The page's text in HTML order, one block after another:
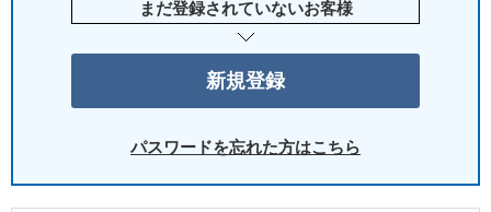
まだ登録されていないお客様
パスワードを忘れた方はこちら